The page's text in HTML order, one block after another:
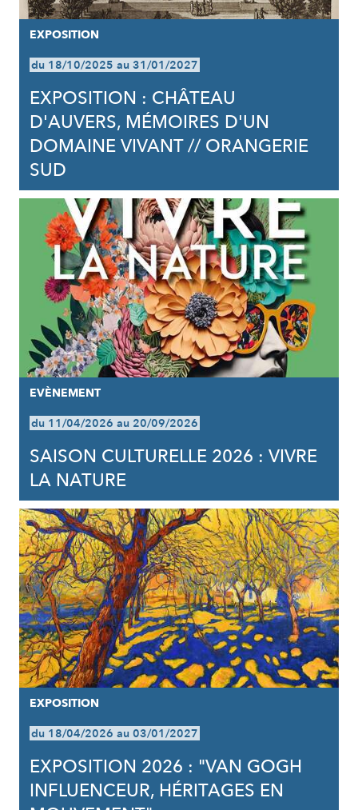
EXPOSITION
du 18/10/2025 au 31/01/2027
EXPOSITION : CHÂTEAU
D'AUVERS, MÉMOIRES D'UN
DOMAINE VIVANT // ORANGERIE
SUD
EVÈNEMENT
du 11/04/2026 au 20/09/2026
SAISON CULTURELLE 2026 : VIVRE
LA NATURE
EXPOSITION
du 18/04/2026 au 03/01/2027
EXPOSITION 2026 : "VAN GOGH
INFLUENCEUR, HÉRITAGES EN